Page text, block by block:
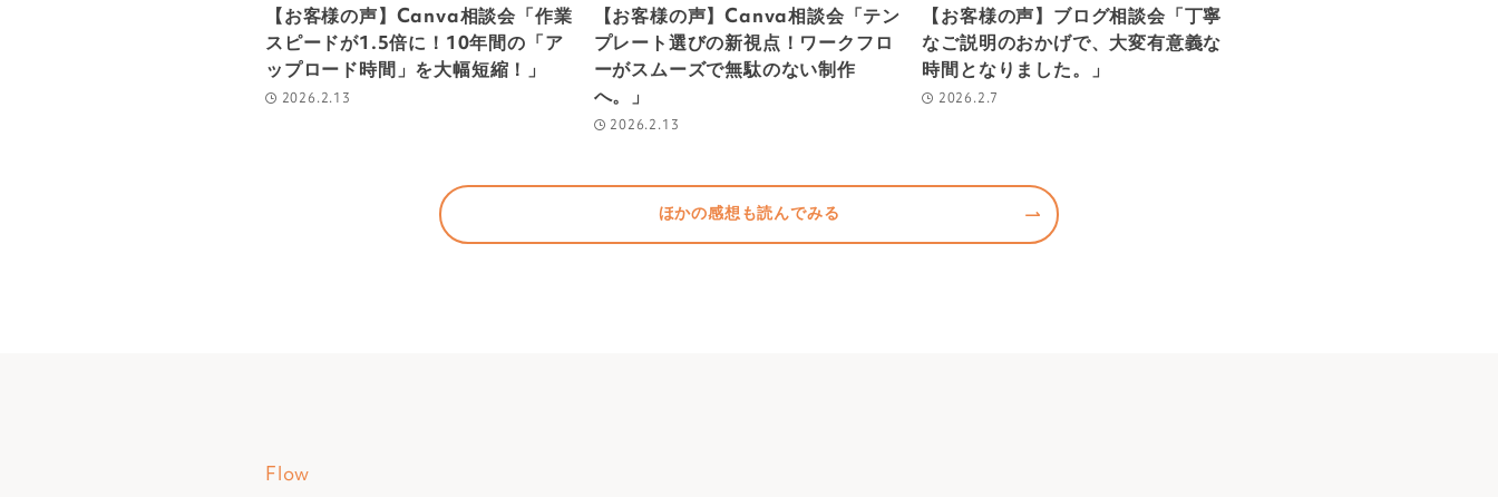
【お客様の声】Canva相談会「作業
スピードが1.5倍に！10年間の「ア
ップロード時間」を大幅短縮！」
2026.2.13
【お客様の声】Canva相談会「テン
プレート選びの新視点！ワークフロ
ーがスムーズで無駄のない制作
へ。」
2026.2.13
【お客様の声】ブログ相談会「丁寧
なご説明のおかげで、大変有意義な
時間となりました。」
2026.2.7
ほかの感想も読んでみる
Flow